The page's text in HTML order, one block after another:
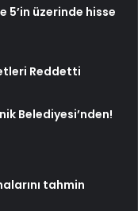
5’in üzerinde hisse
Reddetti
Belediyesi’nden!
tahmin